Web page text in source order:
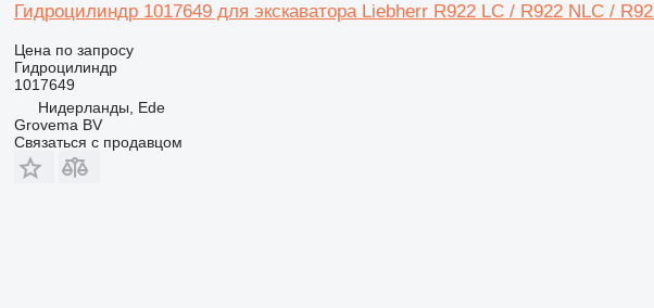
Гидроцилиндр 1017649 для экскаватора Liebherr R922 LC / R922 NLC /
Цена по запросу
Гидроцилиндр
1017649
Нидерланды, Ede
Grovema BV
Связаться с продавцом